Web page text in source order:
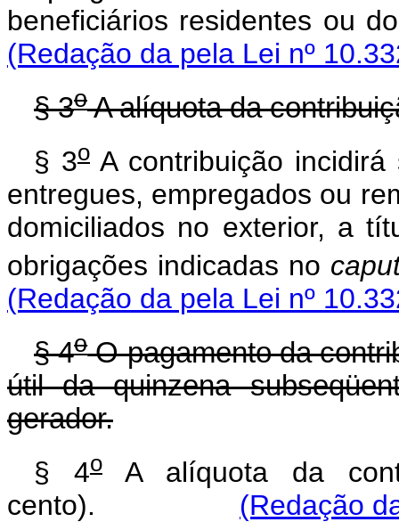
beneficiários
(Redação da pela Lei nº
§ 3oA alíquota da
§ 3o A contribuição
entregues, empregados ou
domiciliados no exterior, a
obrigações indicadas no
(Redação da pela Lei nº
§ 4oO pagamento da
útil da quinzena
gerador.
§ 4oA alíquota da
cento). (Redação